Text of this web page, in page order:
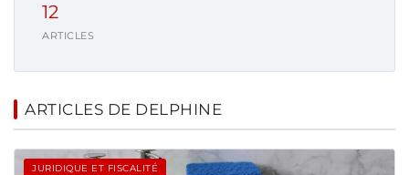
12
ARTICLES
ARTICLES DE DELPHINE
JURIDIQUE ET FISCALITÉ